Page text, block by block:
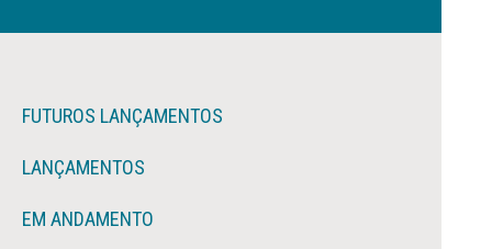
FUTUROS LANÇAMENTOS
LANÇAMENTOS
EM ANDAMENTO